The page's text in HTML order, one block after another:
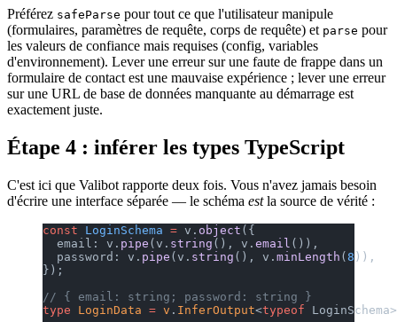
Préférez safeParse pour tout ce que l'utilisateur manipule
(formulaires, paramètres de requête, corps de requête) et parse pour
les valeurs de confiance mais requises (config, variables
d'environnement). Lever une erreur sur une faute de frappe dans un
formulaire de contact est une mauvaise expérience ; lever une erreur
sur une URL de base de données manquante au démarrage est
exactement juste.
Étape 4 : inférer les types TypeScript
C'est ici que Valibot rapporte deux fois. Vous n'avez jamais besoin
d'écrire une interface séparée — le schéma estla source de vérité :
const LoginSchema = v. object ({
  email: v.
pipe (v. string (), v. email ()),
  password: v.
pipe (v. string (), v. minLength (8 )),
});
// { email: string; password: string }
type LoginData = v . InferOutput<typeof